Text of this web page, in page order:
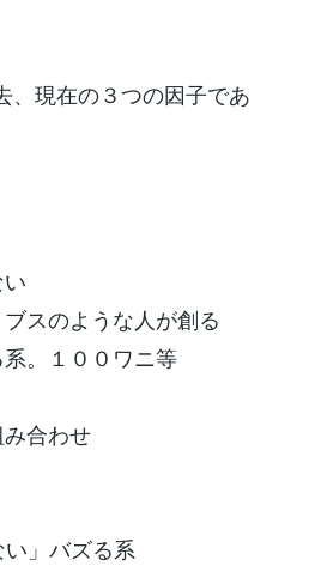
、現在の３つの因子であ
のような人が創る
。１００ワニ等
合わせ
」バズる系